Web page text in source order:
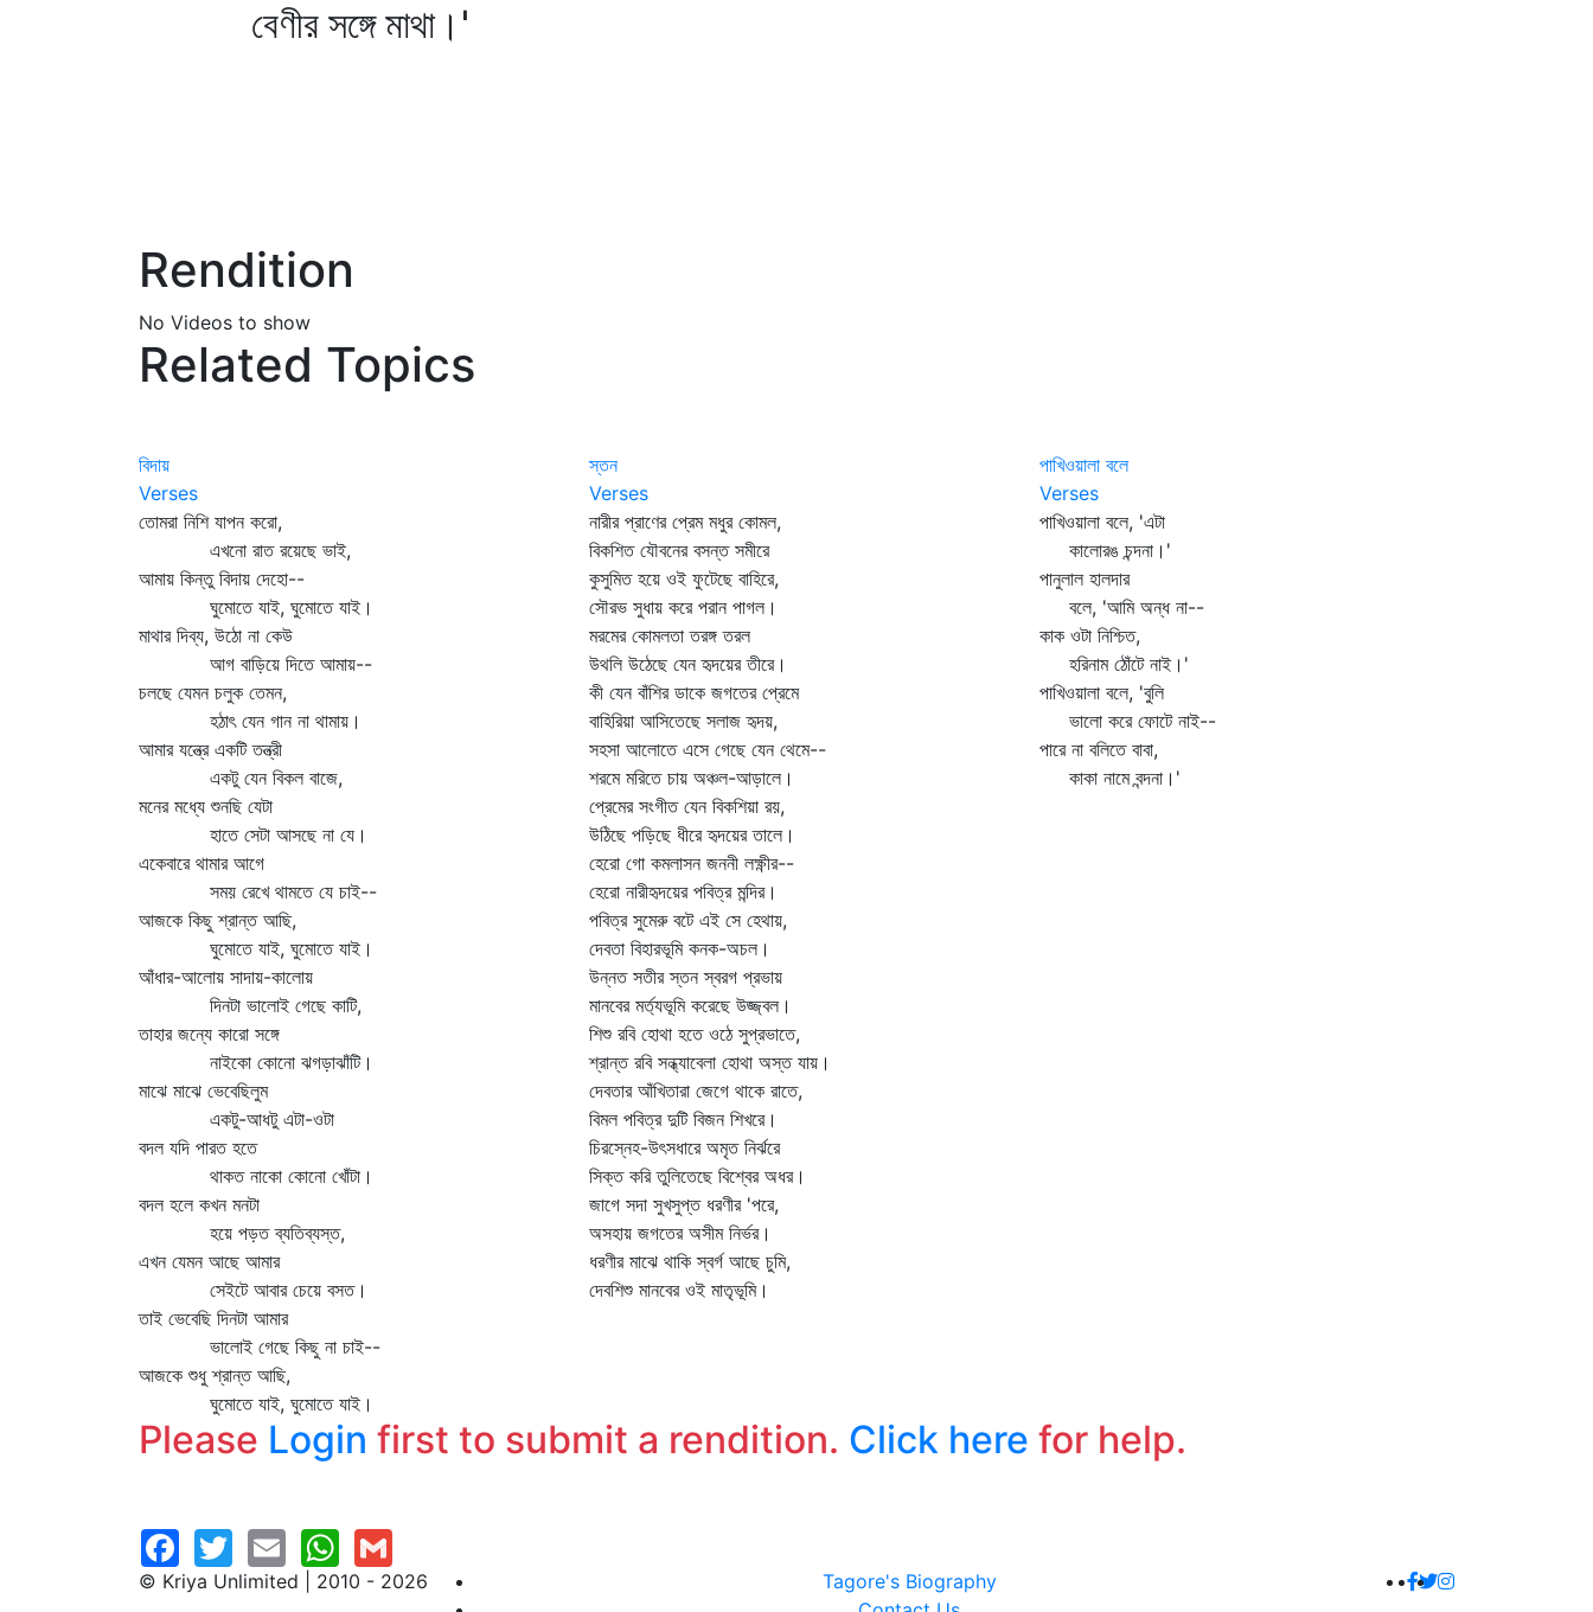
বেণীর সঙ্গে মাথা।'
Rendition
No Videos to show
Related Topics
বিদায়
Verses
তোমরা নিশি যাপন করো,
এখনো রাত রয়েছে ভাই,
আমায় কিন্তু বিদায় দেহো--
ঘুমোতে যাই, ঘুমোতে যাই।
মাথার দিব্য, উঠো না কেউ
আগ বাড়িয়ে দিতে আমায়--
চলছে যেমন চলুক তেমন,
হঠাৎ যেন গান না থামায়।
আমার যন্ত্রে একটি তন্ত্রী
একটু যেন বিকল বাজে,
মনের মধ্যে শুনছি যেটা
হাতে সেটা আসছে না যে।
একেবারে থামার আগে
সময় রেখে থামতে যে চাই--
আজকে কিছু শ্রান্ত আছি,
ঘুমোতে যাই, ঘুমোতে যাই।
আঁধার-আলোয় সাদায়-কালোয়
দিনটা ভালোই গেছে কাটি,
তাহার জন্যে কারো সঙ্গে
নাইকো কোনো ঝগড়াঝাঁটি।
মাঝে মাঝে ভেবেছিলুম
একটু-আধটু এটা-ওটা
বদল যদি পারত হতে
থাকত নাকো কোনো খোঁটা।
বদল হলে কখন মনটা
হয়ে পড়ত ব্যতিব্যস্ত,
এখন যেমন আছে আমার
সেইটে আবার চেয়ে বসত।
তাই ভেবেছি দিনটা আমার
ভালোই গেছে কিছু না চাই--
আজকে শুধু শ্রান্ত আছি,
ঘুমোতে যাই, ঘুমোতে যাই।
স্তন
Verses
নারীর প্রাণের প্রেম মধুর কোমল,
বিকশিত যৌবনের বসন্ত সমীরে
কুসুমিত হয়ে ওই ফুটেছে বাহিরে,
সৌরভ সুধায় করে পরান পাগল।
মরমের কোমলতা তরঙ্গ তরল
উথলি উঠেছে যেন হৃদয়ের তীরে।
কী যেন বাঁশির ডাকে জগতের প্রেমে
বাহিরিয়া আসিতেছে সলাজ হৃদয়,
সহসা আলোতে এসে গেছে যেন থেমে--
শরমে মরিতে চায় অঞ্চল-আড়ালে।
প্রেমের সংগীত যেন বিকশিয়া রয়,
উঠিছে পড়িছে ধীরে হৃদয়ের তালে।
হেরো গো কমলাসন জননী লক্ষ্ণীর--
হেরো নারীহৃদয়ের পবিত্র মন্দির।
পবিত্র সুমেরু বটে এই সে হেথায়,
দেবতা বিহারভূমি কনক-অচল।
উন্নত সতীর স্তন স্বরগ প্রভায়
মানবের মর্ত্যভূমি করেছে উজ্জ্বল।
শিশু রবি হোথা হতে ওঠে সুপ্রভাতে,
শ্রান্ত রবি সন্ধ্যাবেলা হোথা অস্ত যায়।
দেবতার আঁখিতারা জেগে থাকে রাতে,
বিমল পবিত্র দুটি বিজন শিখরে।
চিরস্নেহ-উৎসধারে অমৃত নির্ঝরে
সিক্ত করি তুলিতেছে বিশ্বের অধর।
জাগে সদা সুখসুপ্ত ধরণীর 'পরে,
অসহায় জগতের অসীম নির্ভর।
ধরণীর মাঝে থাকি স্বর্গ আছে চুমি,
দেবশিশু মানবের ওই মাতৃভূমি।
পাখিওয়ালা বলে
Verses
পাখিওয়ালা বলে, 'এটা
কালোরঙ চন্দনা।'
পানুলাল হালদার
বলে, 'আমি অন্ধ না--
কাক ওটা নিশ্চিত,
হরিনাম ঠোঁটে নাই।'
পাখিওয়ালা বলে, 'বুলি
ভালো করে ফোটে নাই--
পারে না বলিতে বাবা,
কাকা নামে বন্দনা।'
Please Login first to submit a rendition. Click here for help.
© Kriya Unlimited | 2010 - 2026
Tagore's Biography